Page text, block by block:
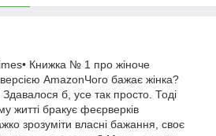
Книжка № 1 про жіноче
AmazonЧого бажає жінка?
б, усе так просто. Тоді
житті бракує феєрверків
зрозуміти власні бажання, своє